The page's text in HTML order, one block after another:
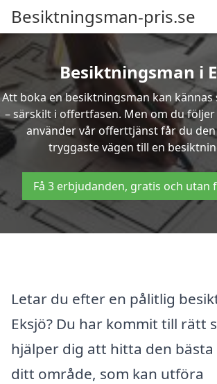
Besiktningsman-pris.se
Besiktningsman i
Att boka en besiktningsman kan
– särskilt i offertfasen. Men om du
använder vår offerttjänst får du
tryggaste vägen till en
Få 3 erbjudanden, gratis och utan
Letar du efter en pålitlig
Eksjö? Du har kommit till rätt
hjälper dig att hitta den
ditt område, som kan utföra